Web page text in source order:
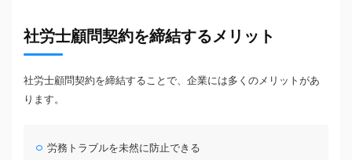
社労士顧問契約を締結するメリット
社労士顧問契約を締結することで、企業には多くのメリットがあ
ります。
労務トラブルを未然に防止できる